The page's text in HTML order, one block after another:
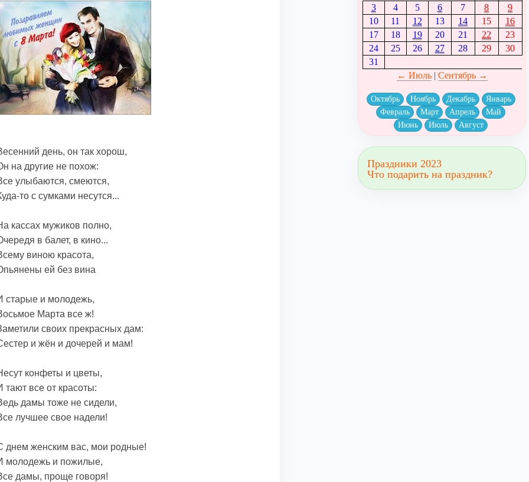
день, он так хорош,
на другие не похож:
улыбаются, смеются,
то с сумками несутся...
кассах мужиков полно,
в балет, в кино...
виною красота,
ей без вина
старые и молодежь,
Марта все ж!
своих прекрасных дам:
и жён и дочерей и мам!
конфеты и цветы,
тают все от красоты:
дамы тоже не сидели,
лучшее свое надели!
днем женским вас, мои родные!
молодежь и пожилые,
дамы, проще говоря!
3
4 5 6 7 8
9
10
11 12 13 14 15
16
17
18 19 20 21 22
23
24
25 26 27 28 29
30
31
← Июль| Сентябрь →
Октябрь Ноябрь Декабрь
Январь
Февраль
Март Апрель
Май
Июнь
Июль Август
Праздники 2023
Что подарить на праздник?